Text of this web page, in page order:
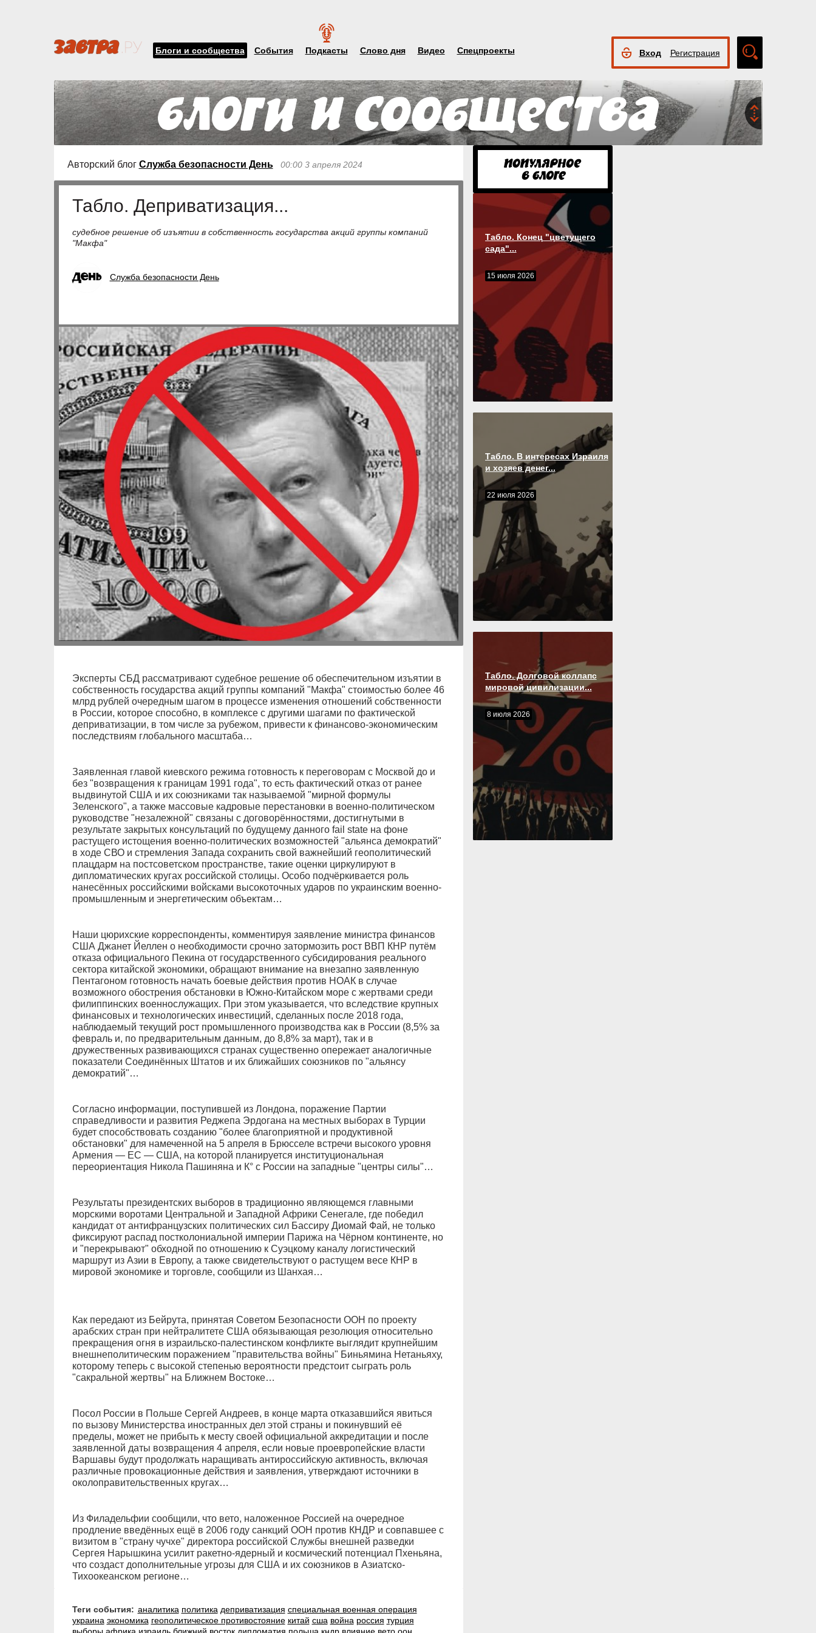
Блоги и сообщества События Подкасты Слово дня Видео Спецпроекты Вход Регистрация
Авторский блог Служба безопасности День 00:00 3 апреля 2024
Табло. Деприватизация...
судебное решение об изъятии в собственность государства акций группы компаний
"Макфа"
Служба безопасности День
Эксперты СБД рассматривают судебное решение об обеспечительном изъятии в
собственность государства акций группы компаний "Макфа" стоимостью более 46
млрд рублей очередным шагом в процессе изменения отношений собственности
в России, которое способно, в комплексе с другими шагами по фактической
деприватизации, в том числе за рубежом, привести к финансово-экономическим
последствиям глобального масштаба…
Заявленная главой киевского режима готовность к переговорам с Москвой до и
без "возвращения к границам 1991 года", то есть фактический отказ от ранее
выдвинутой США и их союзниками так называемой "мирной формулы
Зеленского", а также массовые кадровые перестановки в военно-политическом
руководстве "незалежной" связаны с договорённостями, достигнутыми в
результате закрытых консультаций по будущему данного fail state на фоне
растущего истощения военно-политических возможностей "альянса демократий"
в ходе СВО и стремления Запада сохранить свой важнейший геополитический
плацдарм на постсоветском пространстве, такие оценки циркулируют в
дипломатических кругах российской столицы. Особо подчёркивается роль
нанесённых российскими войсками высокоточных ударов по украинским военно-
промышленным и энергетическим объектам…
Наши цюрихские корреспонденты, комментируя заявление министра финансов
США Джанет Йеллен о необходимости срочно затормозить рост ВВП КНР путём
отказа официального Пекина от государственного субсидирования реального
сектора китайской экономики, обращают внимание на внезапно заявленную
Пентагоном готовность начать боевые действия против НОАК в случае
возможного обострения обстановки в Южно-Китайском море с жертвами среди
филиппинских военнослужащих. При этом указывается, что вследствие крупных
финансовых и технологических инвестиций, сделанных после 2018 года,
наблюдаемый текущий рост промышленного производства как в России (8,5% за
февраль и, по предварительным данным, до 8,8% за март), так и в
дружественных развивающихся странах существенно опережает аналогичные
показатели Соединённых Штатов и их ближайших союзников по "альянсу
демократий"…
Согласно информации, поступившей из Лондона, поражение Партии
справедливости и развития Реджепа Эрдогана на местных выборах в Турции
будет способствовать созданию "более благоприятной и продуктивной
обстановки" для намеченной на 5 апреля в Брюсселе встречи высокого уровня
Армения — ЕС — США, на которой планируется институциональная
переориентация Никола Пашиняна и К° с России на западные "центры силы"…
Результаты президентских выборов в традиционно являющемся главными
морскими воротами Центральной и Западной Африки Сенегале, где победил
кандидат от антифранцузских политических сил Бассиру Диомай Фай, не только
фиксируют распад постколониальной империи Парижа на Чёрном континенте, но
и "перекрывают" обходной по отношению к Суэцкому каналу логистический
маршрут из Азии в Европу, а также свидетельствуют о растущем весе КНР в
мировой экономике и торговле, сообщили из Шанхая…
Как передают из Бейрута, принятая Советом Безопасности ООН по проекту
арабских стран при нейтралитете США обязывающая резолюция относительно
прекращения огня в израильско-палестинском конфликте выглядит крупнейшим
внешнеполитическим поражением "правительства войны" Биньямина Нетаньяху,
которому теперь с высокой степенью вероятности предстоит сыграть роль
"сакральной жертвы" на Ближнем Востоке…
Посол России в Польше Сергей Андреев, в конце марта отказавшийся явиться
по вызову Министерства иностранных дел этой страны и покинувший её
пределы, может не прибыть к месту своей официальной аккредитации и после
заявленной даты возвращения 4 апреля, если новые проевропейские власти
Варшавы будут продолжать наращивать антироссийскую активность, включая
различные провокационные действия и заявления, утверж­дают источники в
околоправительственных кругах…
Из Филадельфии сообщили, что вето, наложенное Россией на очередное
продление введённых ещё в 2006 году санкций ООН против КНДР и совпавшее с
визитом в "страну чучхе" директора российской Службы внешней разведки
Сергея Нарышкина усилит ракетно-ядерный и космический потенциал Пхеньяна,
что создаст дополнительные угрозы для США и их союзников в Азиатско-
Тихоокеанском регионе…
Теги события: аналитика политика деприватизация специальная военная операция
украина экономика геополитическое противостояние китай сша война россия турция
Табло. Конец "цветущего
сада"...
15 июля 2026
Табло. В интересах Израиля
и хозяев денег...
22 июля 2026
Табло. Долговой коллапс
мировой цивилизации...
8 июля 2026